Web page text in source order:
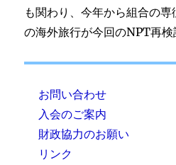
も関わり、今年から組合の
の海外旅行が今回のNPT再検
お問い合わせ
入会のご案内
財政協力のお願い
リンク